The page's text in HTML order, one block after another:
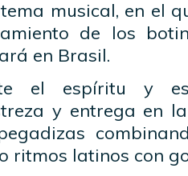
musical, en el
de los
en Brasil.
el espíritu y
y entrega en
ritmos latinos con